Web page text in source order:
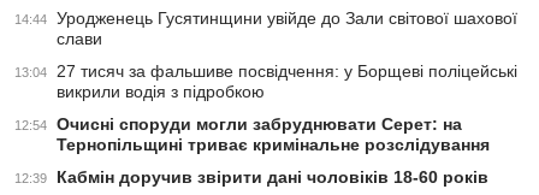
14:44
Уродженець Гусятинщини увійде до Зали світової шахової
слави
13:04
27 тисяч за фальшиве посвідчення: у Борщеві поліцейські
викрили водія з підробкою
12:54
Очисні споруди могли забруднювати Серет: на
Тернопільщині триває кримінальне розслідування
12:39 Кабмін доручив звірити дані чоловіків 18-60 років